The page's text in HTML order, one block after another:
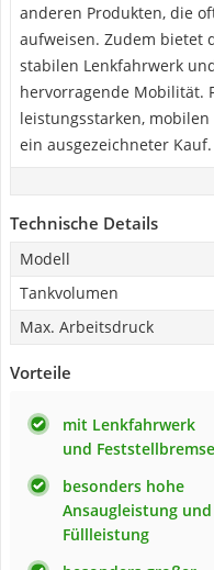
anderen Produkten, die
aufweisen. Zudem bietet
stabilen Lenkfahrwerk
hervorragende Mobilität.
leistungsstarken,
ein ausgezeichneter Kauf.
Technische Details
Modell
Tankvolumen
Max. Arbeitsdruck
Vorteile
mit Lenkfahrwerk
und Feststellbremse
besonders hohe
Ansaugleistung und
Füllleistung